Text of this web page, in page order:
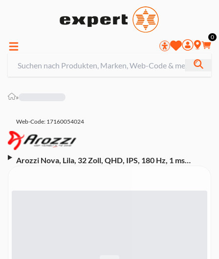
0
»
Web-Code: 17160054024
Arozzi Nova, Lila, 32 Zoll, QHD, IPS, 180 Hz, 1 ms